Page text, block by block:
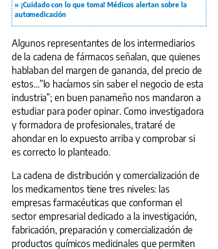
¡Cuidado con lo que toma! Médicos alertan sobre la
automedicación
Algunos representantes de los intermediarios
de la cadena de fármacos señalan, que quienes
hablaban del margen de ganancia, del precio de
estos…”lo hacíamos sin saber el negocio de esta
industria”; en buen panameño nos mandaron a
estudiar para poder opinar. Como investigadora
y formadora de profesionales, trataré de
ahondar en lo expuesto arriba y comprobar si
es correcto lo planteado.
La cadena de distribución y comercialización de
los medicamentos tiene tres niveles: las
empresas farmacéuticas que conforman el
sector empresarial dedicado a la investigación,
fabricación, preparación y comercialización de
productos químicos medicinales que permiten